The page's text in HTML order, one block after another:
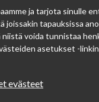
ja tarjota sinulle
tapauksissa
voida tunnistaa
asetukset -
evästeet